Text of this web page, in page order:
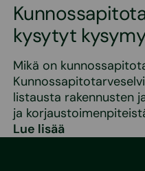
kysytyt
Mikä on
listausta rakennusten
ja
Lue lisää